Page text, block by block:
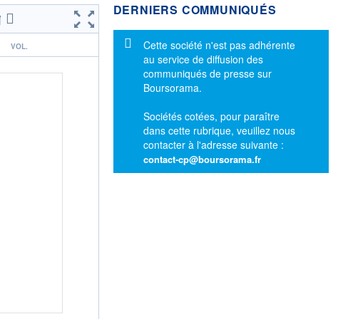
VOL.
DERNIERS COMMUNIQUÉS
Message d'information
Cette société n'est pas adhérente
au service de diffusion des
communiqués de presse sur
Boursorama.
Sociétés cotées, pour paraître
dans cette rubrique, veuillez nous
contacter à l'adresse suivante :
contact-cp@boursorama.fr